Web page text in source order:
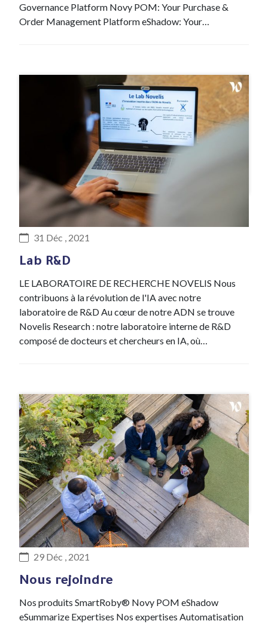
Governance Platform Novy POM: Your Purchase &
Order Management Platform eShadow: Your…
#R&D Lab
31 Déc , 2021
Lab R&D
LE LABORATOIRE DE RECHERCHE NOVELIS Nous
contribuons à la révolution de l'IA avec notre
laboratoire de R&D Au cœur de notre ADN se trouve
Novelis Research : notre laboratoire interne de R&D
composé de docteurs et chercheurs en IA, où…
#Recrutement
29 Déc , 2021
Nous rejoindre
Nos produits SmartRoby® Novy POM eShadow
eSummarize Expertises Nos expertises Automatisation